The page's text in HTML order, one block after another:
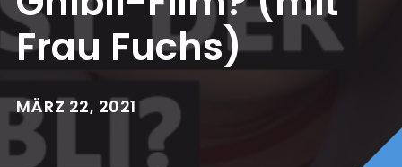
Frau Fuchs)
MÄRZ 22, 2021